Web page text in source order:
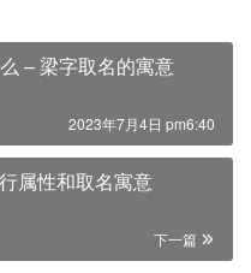
– 梁字取名的寓意
2023年7月4日 pm6:40
属性和取名寓意
下一篇